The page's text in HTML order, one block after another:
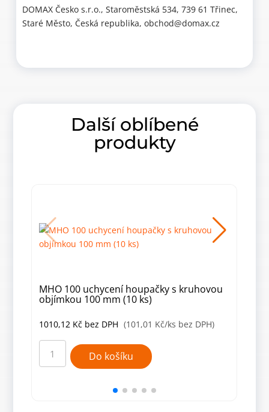
DOMAX Česko s.r.o., Staroměstská 534, 739 61 Třinec,
Staré Město, Česká republika, obchod@domax.cz
Další oblíbené
produkty
MHO 100 uchycení houpačky s kruhovou
objímkou 100 mm (10 ks)
1010,12 Kč bez DPH (101,01 Kč/ks bez DPH)
MHO
100
uchycení
houpačky
Do košíku